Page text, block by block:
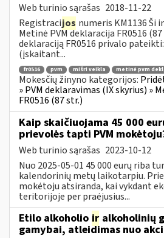
Web turinio sąrašas 2018-11-22
Registracijos numeris KM1136 Ši
Metinė PVM deklaracija FR0516
deklaraciją FR0516 privalo
(įskaitant...
fr0516 pvm mišri veikla metinė pvm
Mokesčių žinyno kategorijos:
» PVM deklaravimas (IX skyrius) »
FR0516 (87 str.)
Kaip skaičiuojama 45 000
prievolės tapti PVM
Web turinio sąrašas 2023-10-12
Nuo 2025-05-01 45 000 eurų riba
kalendorinių metų laikotarpiu.
mokėtoju atsiranda, kai vykdant
teritorijoje per praėjusius...
Etilo alkoholio ir alkoholinių
gamybai, atleidimas nuo